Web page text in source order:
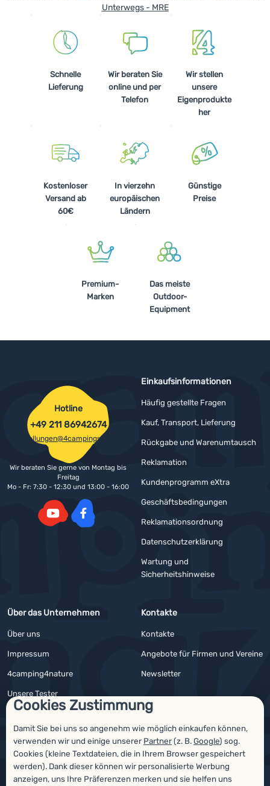
Cookies Zustimmung
Damit Sie bei uns so angenehm wie möglich einkaufen können,
verwenden wir und einige unserer Partner(z. B.Google) sog.
Cookies (kleine Textdateien, die in Ihrem Browser gespeichert
werden). Dank dieser können wir personalisierte Werbung
anzeigen, uns Ihre Präferenzen merken und sie helfen uns
Unterwegs - MRE
Schnelle
Lieferung
Wir beraten Sie
online und per
Telefon
Wir stellen
unsere
Eigenprodukte
her
Kostenloser
Versand ab
60€
In vierzehn
europäischen
Ländern
Günstige
Preise
Premium-
Marken
Das meiste
Outdoor-
Equipment
Einkaufsinformationen
Häufig gestellte Fragen
Kauf, Transport, Lieferung
Rückgabe und Warenumtausch
Reklamation
Kundenprogramm eXtra
Geschäftsbedingungen
Reklamationsordnung
Datenschutzerklärung
Wartung und
Sicherheitshinweise
Über das Unternehmen
Über uns
Impressum
4camping4nature
Unsere Tester
Kontakte
Kontakte
Angebote für Firmen und Vereine
Newsletter
Hotline
+49 211 86942674
bestellungen@4campingshop.de
Wir beraten Sie gerne von Montag bis
Freitag
Mo - Fr: 7:30 - 12:30 und 13:00 - 16:00
Auszeichnungen